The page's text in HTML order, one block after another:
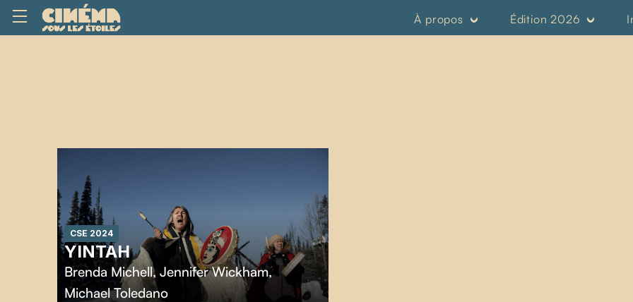
À propos Édition 2026
CSE 2024
YINTAH
Brenda Michell, Jennifer Wickham,
Michael Toledano